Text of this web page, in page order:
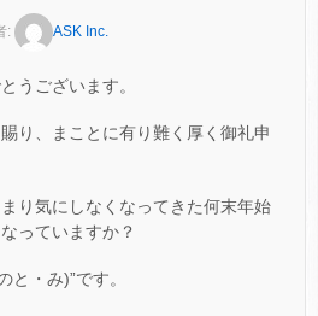
: ASK Inc.
うございます。
り、まことに有り難く厚く御礼申
り気にしなくなってきた何末年始
っていますか？
と・み)”です。